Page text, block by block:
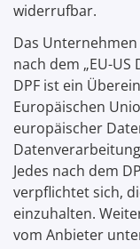
widerrufbar.
Das
nach dem „EU-US
DPF ist ein
Europäischen
europäischer
Jedes nach dem
verpflichtet sich,
einzuhalten.
vom Anbieter